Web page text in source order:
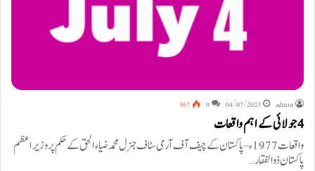
admin
04/07/2023
0
367
4 جولائی کے اہم واقعات
واقعات 1977ء – پاکستان کے چیف آف آرمی سٹاف جنرل محمد ضیاء الحق کے حکم پر وزیر اعظم
پاکستان ذوالفقار…